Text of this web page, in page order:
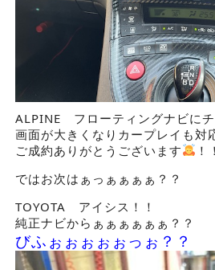
ALPINE フローティングナビにチ
画面が大きくなりカープレイも対
ご成約ありがとうございます
！
ではお次はぁっぁぁぁぁ？？
TOYOTA アイシス！！
純正ナビからぁぁぁぁぁぁ？？
びふぉぉぉぉぉっぉ？？